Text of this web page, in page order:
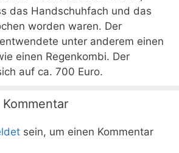
das Handschuhfach und das
worden waren. Der
unter anderem einen
einen Regenkombi. Der
auf ca. 700 Euro.
sein, um einen Kommentar